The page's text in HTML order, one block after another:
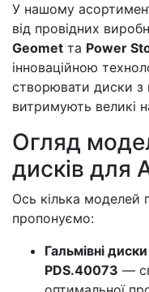
У нашому
від провідних
Geomet та Power
інноваційною
створювати диски
витримують великі
Огляд
дисків для
Ось кілька моделей
пропонуємо:
Гальмівні
PDS.40073 —